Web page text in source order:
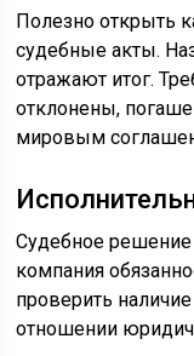
Полезно открыть
судебные акты.
отражают итог.
отклонены,
мировым
Судебное
компания
проверить
отношении